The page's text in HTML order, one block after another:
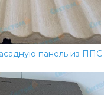
панель из ППС